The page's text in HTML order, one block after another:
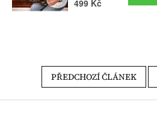
PŘEDCHOZÍ ČLÁNEK
Zápatí